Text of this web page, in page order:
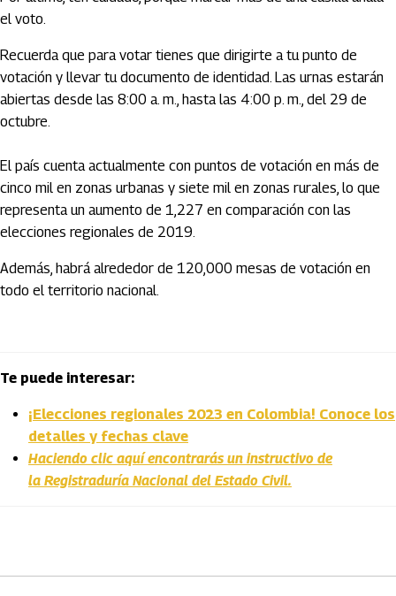
el voto.
Recuerda que para votar tienes que dirigirte a tu punto de
votación y llevar tu documento de identidad. Las urnas estarán
abiertas desde las 8:00 a. m., hasta las 4:00 p. m., del 29 de
octubre.
El país cuenta actualmente con puntos de votación en más de
cinco mil en zonas urbanas y siete mil en zonas rurales, lo que
representa un aumento de 1,227 en comparación con las
elecciones regionales de 2019.
Además, habrá alrededor de 120,000 mesas de votación en
todo el territorio nacional.
Te puede interesar:
¡Elecciones regionales 2023 en Colombia! Conoce los
detalles y fechas clave
Haciendo clic aquí encontrarás un instructivo de
la Registraduría Nacional del Estado Civil.